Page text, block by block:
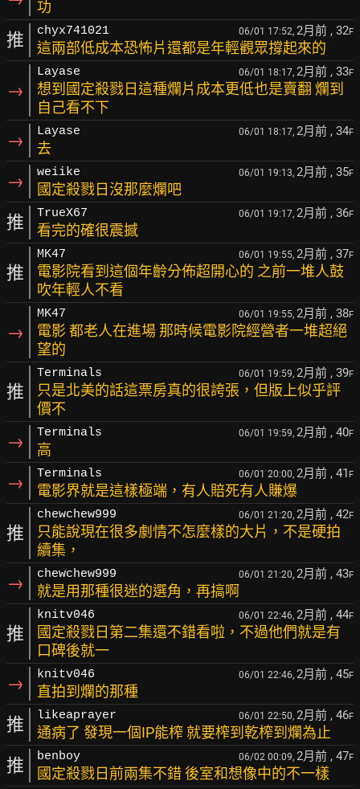
功
推 chyx741021 06/01 17:52, 2月前 , 32F
這兩部低成本恐怖片還都是年輕觀眾撐起來的
→
Layase 06/01 18:17, 2月前 , 33F
想到國定殺戮日這種爛片成本更低也是賣翻 爛到
自己看不下
→ Layase 06/01 18:17, 2月前 , 34F
去
→ weiike 06/01 19:13, 2月前 , 35F
國定殺戮日沒那麼爛吧
推 TrueX67 06/01 19:17, 2月前 , 36F
看完的確很震撼
推
MK47 06/01 19:55, 2月前 , 37F
電影院看到這個年齡分佈超開心的 之前一堆人鼓
吹年輕人不看
→
MK47 06/01 19:55, 2月前 , 38F
電影 都老人在進場 那時候電影院經營者一堆超絕
望的
推
Terminals 06/01 19:59, 2月前 , 39F
只是北美的話這票房真的很誇張，但版上似乎評
價不
→ Terminals 06/01 19:59, 2月前 , 40F
高
→ Terminals 06/01 20:00, 2月前 , 41 F
電影界就是這樣極端，有人賠死有人賺爆
推
chewchew999 06/01 21:20, 2月前 , 42F
只能說現在很多劇情不怎麼樣的大片，不是硬拍
續集，
→ chewchew999 06/01 21:20, 2月前 , 43F
就是用那種很迷的選角，再搞啊
推
knitv046 06/01 22:46, 2月前 , 44F
國定殺戮日第二集還不錯看啦，不過他們就是有
口碑後就一
→ knitv046 06/01 22:46, 2月前 , 45F
直拍到爛的那種
推 likeaprayer 06/01 22:50, 2月前 , 46F
通病了 發現一個IP能榨 就要榨到乾榨到爛為止
推 benboy 06/02 00:09, 2月前 , 47F
國定殺戮日前兩集不錯 後室和想像中的不一樣